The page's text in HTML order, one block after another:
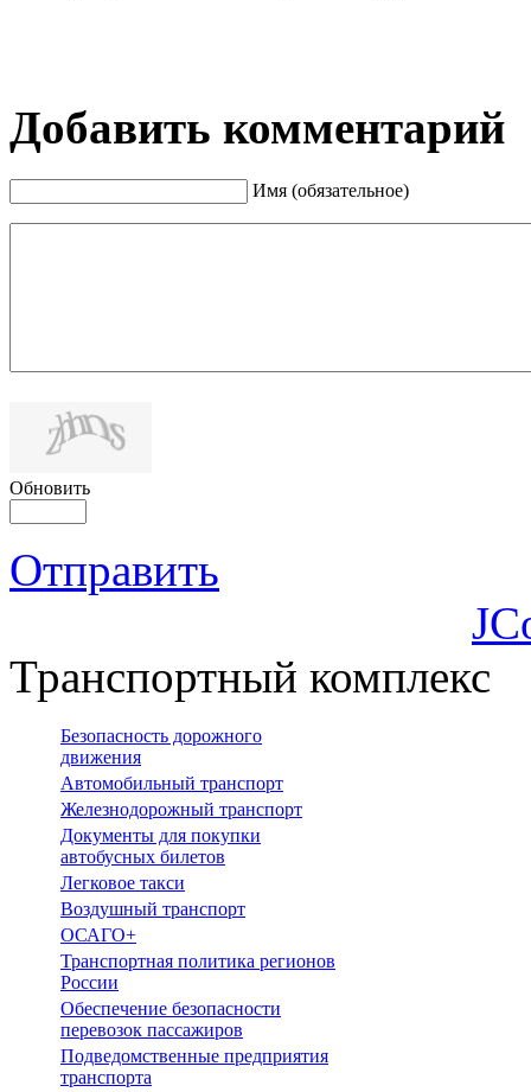
Добавить комментарий
Имя (обязательное)
Обновить
Отправить
Транспортный комплекс
Безопасность дорожного
движения
Автомобильный транспорт
Железнодорожный транспорт
Документы для покупки
автобусных билетов
Легковое такси
Воздушный транспорт
ОСАГО+
Транспортная политика регионов
России
Обеспечение безопасности
перевозок пассажиров
Подведомственные предприятия
транспорта